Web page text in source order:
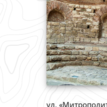
ул.